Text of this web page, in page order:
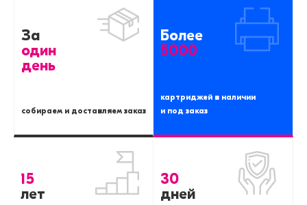
За
один
день
собираем и доставляем заказ
Более
5000
картриджей в наличии
и под заказ
15
лет
30
дней